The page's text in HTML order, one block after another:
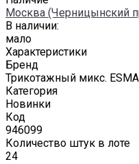
Москва (Черницынский
В наличии:
мало
Характеристики
Бренд
Трикотажный микс.
Категория
Новинки
Код
946099
Количество штук в лоте
24